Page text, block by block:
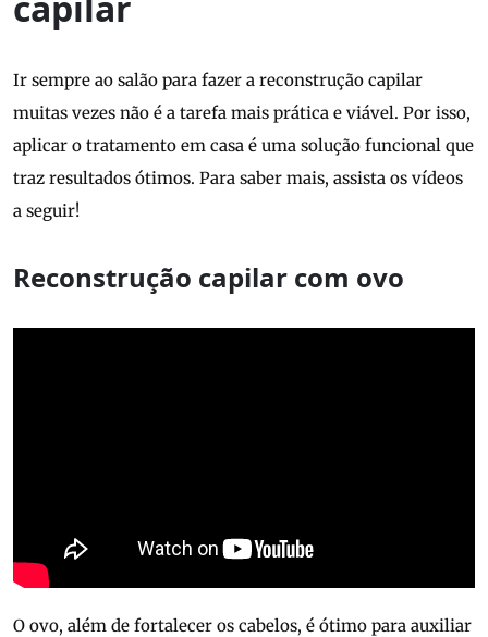
Ir sempre ao salão para fazer a reconstrução capilar
muitas vezes não é a tarefa mais prática e viável. Por isso,
aplicar o tratamento em casa é uma solução funcional que
traz resultados ótimos. Para saber mais, assista os vídeos
a seguir!
Reconstrução capilar com ovo
O ovo, além de fortalecer os cabelos, é ótimo para auxiliar